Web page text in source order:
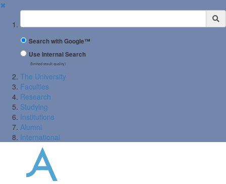
✖
Suchbegriff
Search with Google™
Use Internal Search
(limited result quality)
The University
Faculties
Research
Studying
Institutions
Alumni
International